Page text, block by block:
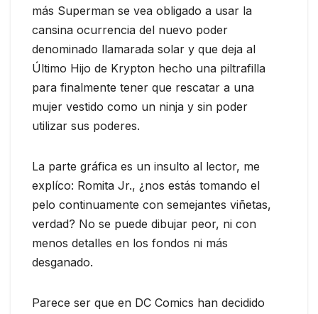
más Superman se vea obligado a usar la
cansina ocurrencia del nuevo poder
denominado llamarada solar y que deja al
Último Hijo de Krypton hecho una piltrafilla
para finalmente tener que rescatar a una
mujer vestido como un ninja y sin poder
utilizar sus poderes.
La parte gráfica es un insulto al lector, me
explíco: Romita Jr., ¿nos estás tomando el
pelo continuamente con semejantes viñetas,
verdad? No se puede dibujar peor, ni con
menos detalles en los fondos ni más
desganado.
Parece ser que en DC Comics han decidido